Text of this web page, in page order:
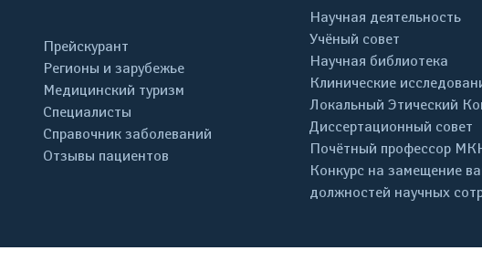
Прейскурант
Регионы и зарубежье
Медицинский туризм
Специалисты
Справочник заболеваний
Отзывы пациентов
Научная деятельность
Учёный совет
Научная библиотека
Клинические
Локальный Этический
Диссертационный совет
Почётный профессор
Конкурс на замещение
должностей научных